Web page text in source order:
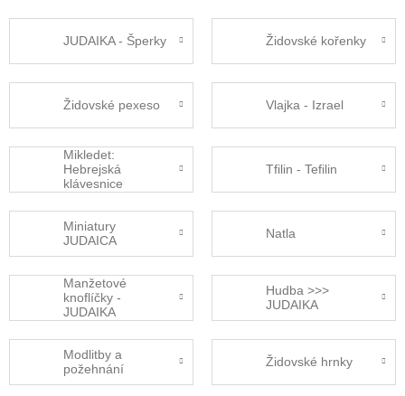
JUDAIKA - Šperky Židovské kořenky
Židovské pexeso Vlajka - Izrael
Mikledet:
Hebrejská
klávesnice
Tfilin - Tefilin
Miniatury
JUDAICA
Natla
Manžetové
knoflíčky -
JUDAIKA
Hudba >>>
JUDAIKA
Modlitby a
požehnání
Židovské hrnky